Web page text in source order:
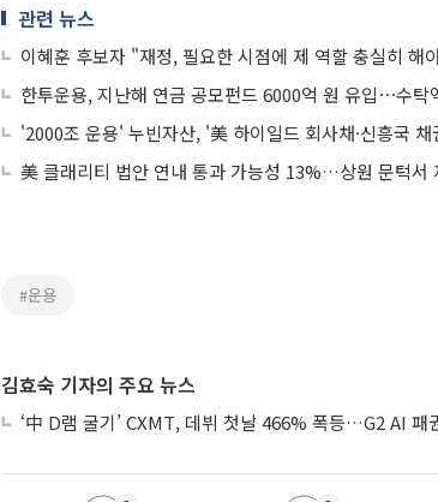
관련 뉴스
이혜훈 후보자 "재정, 필요한 시점에 제 역할 충실히 해
한투운용, 지난해 연금 공모펀드 6000억 원 유입⋯수탁
'2000조 운용' 누빈자산, '美 하이일드 회사채·신흥국
美 클래리티 법안 연내 통과 가능성 13%…상원 문턱서
#운용
김효숙 기자의 주요 뉴스
‘中 D램 굴기’ CXMT, 데뷔 첫날 466% 폭등…G2 AI 패